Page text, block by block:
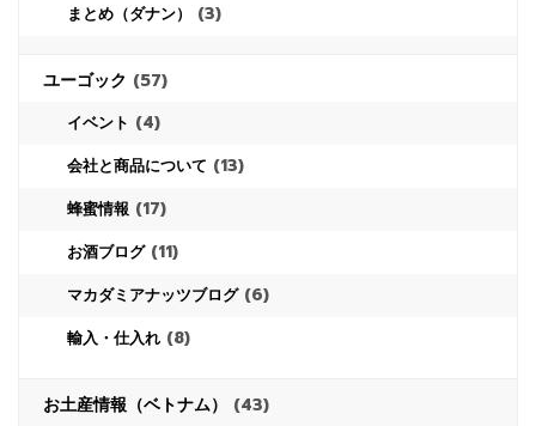
まとめ（ダナン） (3)
ユーゴック (57)
イベント (4)
会社と商品について (13)
蜂蜜情報 (17)
お酒ブログ(11)
マカダミアナッツブログ(6)
輸入・仕入れ (8)
お土産情報（ベトナム） (43)